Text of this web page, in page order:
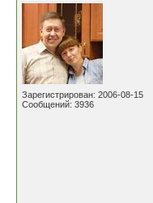
Зарегистрирован: 2006-08-15
Сообщений: 3936